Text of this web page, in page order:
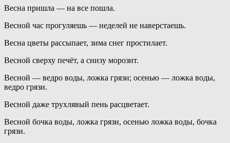
Весна пришла — на все пошла.
Весной час прогуляешь — неделей не наверстаешь.
Весна цветы рассыпает, зима снег простилает.
Весной сверху печёт, а снизу морозит.
Весной — ведро воды, ложка грязи; осенью — ложка воды,
ведро грязи.
Весной даже трухлявый пень расцветает.
Весной бочка воды, ложка грязи, осенью ложка воды, бочка
грязи.